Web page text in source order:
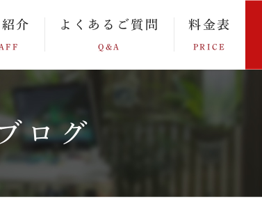
介 よくあるご質問
Q&A
料金表
PRICE
ログ